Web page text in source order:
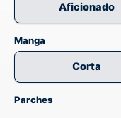
Aficionado
Manga
Corta
Parches